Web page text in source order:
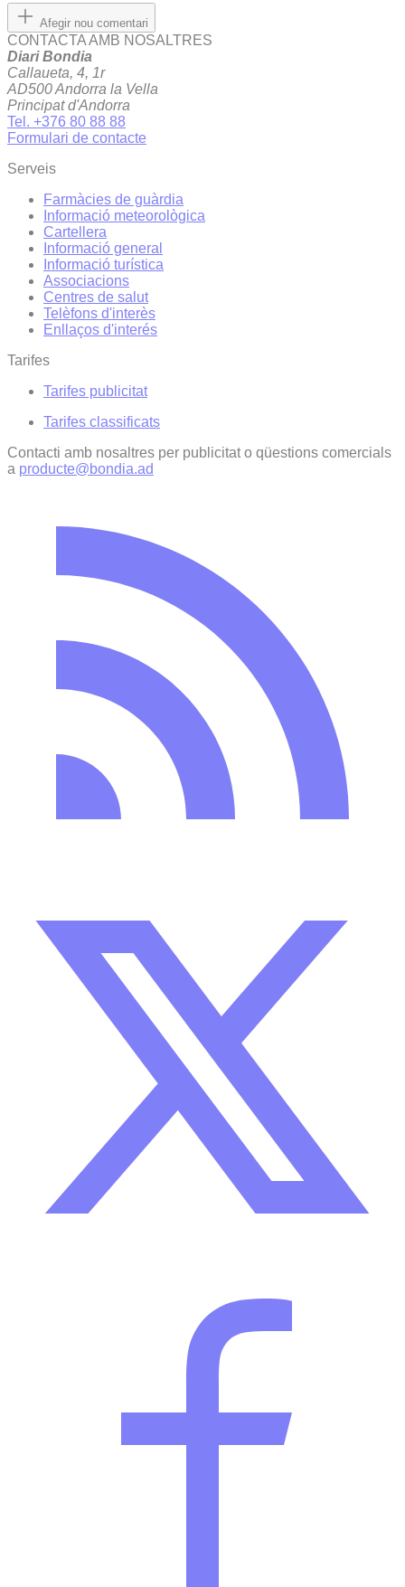
Afegir nou comentari
CONTACTA AMB NOSALTRES
Diari Bondia
Callaueta, 4, 1r
AD500 Andorra la Vella
Principat d'Andorra
Tel. +376 80 88 88
Formulari de contacte
Serveis
Farmàcies de guàrdia
Informació meteorològica
Cartellera
Informació general
Informació turística
Associacions
Centres de salut
Telèfons d'interès
Enllaços d'interés
Tarifes
Tarifes publicitat
Tarifes classificats
Contacti amb nosaltres per publicitat o qüestions comercials
a producte@bondia.ad